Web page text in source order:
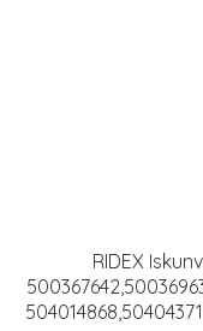
RIDEX